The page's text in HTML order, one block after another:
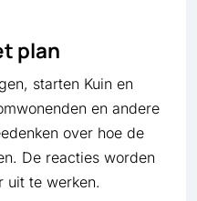
plan
starten Kuin en
en andere
over hoe de
De reacties worden
uit te werken.